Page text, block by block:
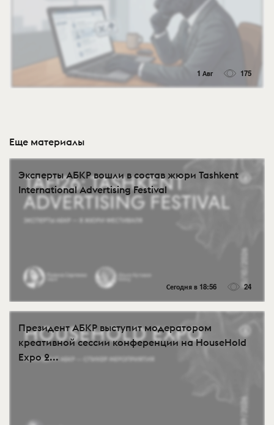
1 Авг 175
Еще материалы
Эксперты АБКР вошли в состав жюри Tashkent
International Advertising Festival
Сегодня в 18:56 24
Президент АБКР выступит модератором
креативной сессии конференции на HouseHold
Expo 2...